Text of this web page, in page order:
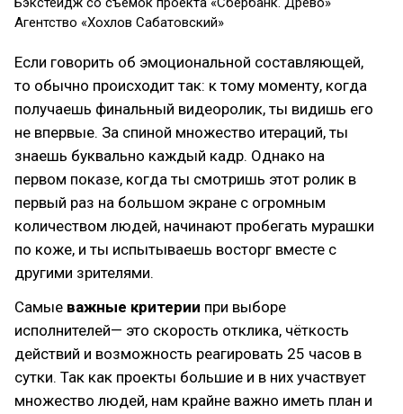
Агентство «Хохлов Сабатовский»
Если говорить об эмоциональной составляющей,
то обычно происходит так: к тому моменту, когда
получаешь финальный видеоролик, ты видишь его
не впервые. За спиной множество итераций, ты
знаешь буквально каждый кадр. Однако на
первом показе, когда ты смотришь этот ролик в
первый раз на большом экране с огромным
количеством людей, начинают пробегать мурашки
по коже, и ты испытываешь восторг вместе с
другими зрителями.
Самые важные критерии при выборе
исполнителей— это скорость отклика, чёткость
действий и возможность реагировать 25 часов в
сутки. Так как проекты большие и в них участвует
множество людей, нам крайне важно иметь план и